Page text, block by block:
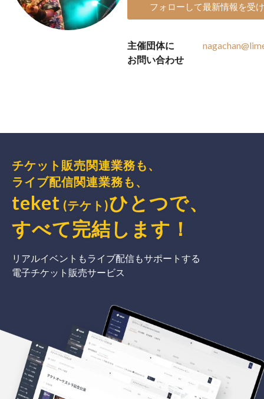
フォローして最新情報を受
主催団体に
お問い合わせ
チケット販売関連業務も、
ライブ配信関連業務も、
teket (テケト)ひとつで、
すべて完結 します ！
リアルイベントもライブ配信もサポートする
電子チケット販売サービス